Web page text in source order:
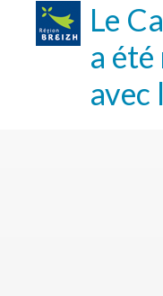
Le
a été
avec